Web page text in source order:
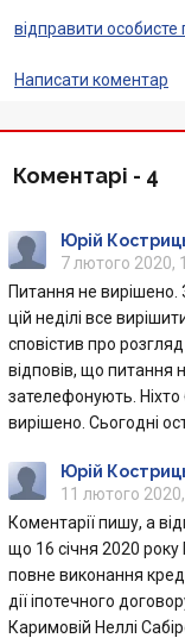
Банки-партнери
Акції
Счета для
відправити
Написати коментар
Коментарі - 4
Юрій
7 лютого 2020,
Питання не вирішено.
цій неділі все
сповістив про
відповів, що питання
зателефонують.
вирішено. Сьогодні
Юрій
11 лютого 2020,
Коментарії пишу, а
що 16 січня 2020
повне виконання
дії іпотечного
Каримовій Неллі